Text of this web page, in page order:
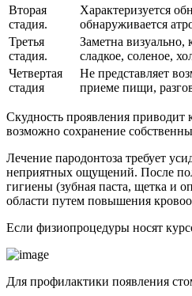
Вторая
стадия.
Характеризуется
обнаруживается
Третья
стадия.
Заметна
сладкое, соленое,
Четвертая
стадия
Не представляет
приеме пищи,
Скудность проявления приводит
возможно сохранение
Лечение пародонтоза требует
неприятных ощущений. После
гигиены (зубная паста, щетка и
области путем повышения
Если физиопроцедуры носят
Для профилактики появления